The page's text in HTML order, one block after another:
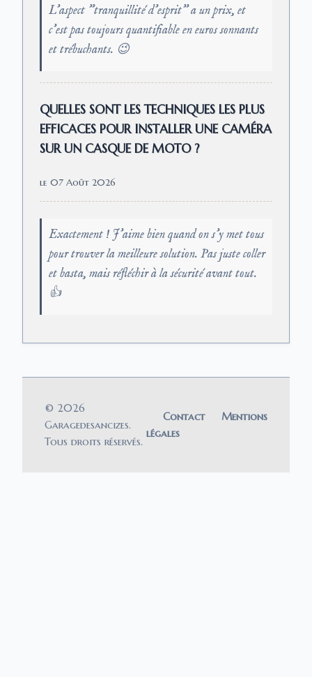
L'aspect "tranquillité d'esprit" a un prix, et
c'est pas toujours quantifiable en euros sonnants
et trébuchants. 😉
QUELLES SONT LES TECHNIQUES LES PLUS
EFFICACES POUR INSTALLER UNE CAMÉRA
SUR UN CASQUE DE MOTO ?
le 07 Août 2026
Exactement ! J'aime bien quand on s'y met tous
pour trouver la meilleure solution. Pas juste coller
et basta, mais réfléchir à la sécurité avant tout.
👍
© 2026
Garagedesancizes.
Tous droits réservés.
Contact
Mentions
légales